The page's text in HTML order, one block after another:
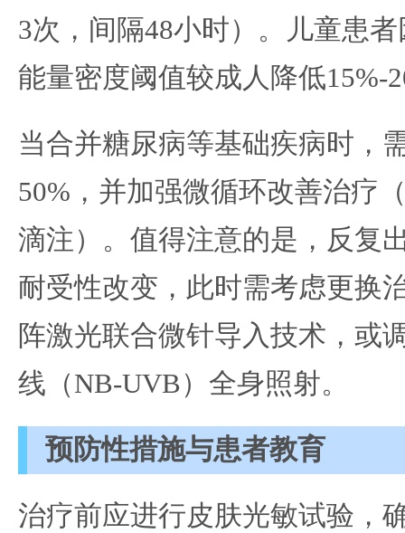
3次，间隔48小时）。儿童患
能量密度阈值较成人降低15%-
当合并糖尿病等基础疾病时，
50%，并加强微循环改善治疗
滴注）。值得注意的是，反复
耐受性改变，此时需考虑更换
阵激光联合微针导入技术，或
线（NB-UVB）全身照射。
预防性措施与患者教育
治疗前应进行皮肤光敏试验，